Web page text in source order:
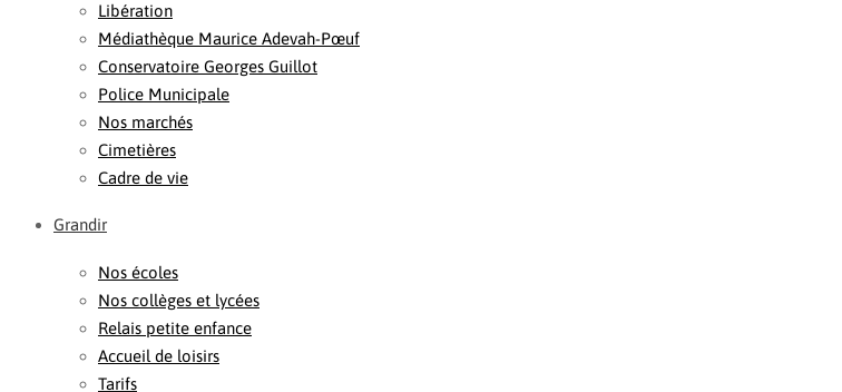
Libération
Médiathèque Maurice Adevah-Pœuf
Conservatoire Georges Guillot
Police Municipale
Nos marchés
Cimetières
Cadre de vie
Grandir
Nos écoles
Nos collèges et lycées
Relais petite enfance
Accueil de loisirs
Tarifs